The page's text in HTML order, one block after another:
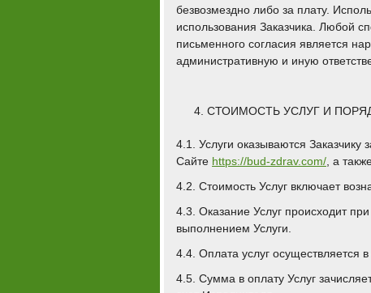
безвозмездно либо за плату.
использования Заказчика. Любой
письменного согласия является
административную и иную
СТОИМОСТЬ УСЛУГ И
4.1. Услуги оказываются Заказчику
Сайте https://bud-zdrav.com/ , а
4.2. Стоимость Услуг включает
4.3. Оказание Услуг происходит
выполнением Услуги.
4.4. Оплата услуг осуществляется
4.5. Сумма в оплату Услуг